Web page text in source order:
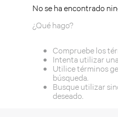
No se ha encontrado
¿Qué hago?
Compruebe los
Intenta utilizar
Utilice términos
búsqueda.
Busque utilizar
deseado.